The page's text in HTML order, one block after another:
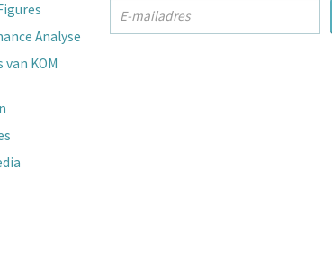
Analyse
KOM
Email